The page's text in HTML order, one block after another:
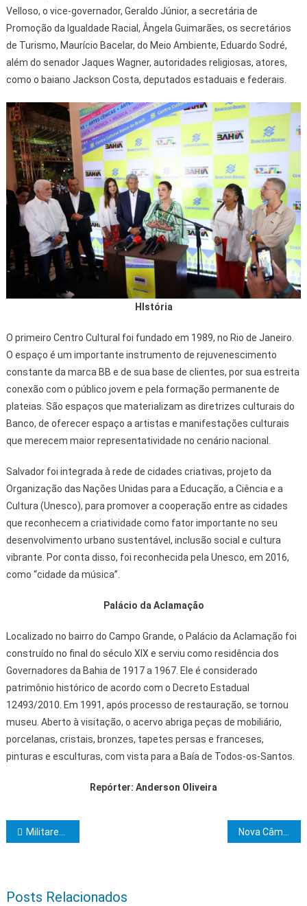
Velloso, o vice-governador, Geraldo Júnior, a secretária de
Promoção da Igualdade Racial, Ângela Guimarães, os secretários
de Turismo, Maurício Bacelar, do Meio Ambiente, Eduardo Sodré,
além do senador Jaques Wagner, autoridades religiosas, atores,
como o baiano Jackson Costa, deputados estaduais e federais.
HIstória
O primeiro Centro Cultural foi fundado em 1989, no Rio de Janeiro.
O espaço é um importante instrumento de rejuvenescimento
constante da marca BB e de sua base de clientes, por sua estreita
conexão com o público jovem e pela formação permanente de
plateias. São espaços que materializam as diretrizes culturais do
Banco, de oferecer espaço a artistas e manifestações culturais
que merecem maior representatividade no cenário nacional.
Salvador foi integrada à rede de cidades criativas, projeto da
Organização das Nações Unidas para a Educação, a Ciência e a
Cultura (Unesco), para promover a cooperação entre as cidades
que reconhecem a criatividade como fator importante no seu
desenvolvimento urbano sustentável, inclusão social e cultura
vibrante. Por conta disso, foi reconhecida pela Unesco, em 2016,
como “cidade da música”.
Palácio da Aclamação
Localizado no bairro do Campo Grande, o Palácio da Aclamação foi
construído no final do século XIX e serviu como residência dos
Governadores da Bahia de 1917 a 1967. Ele é considerado
patrimônio histórico de acordo com o Decreto Estadual
12493/2010. Em 1991, após processo de restauração, se tornou
museu. Aberto à visitação, o acervo abriga peças de mobiliário,
porcelanas, cristais, bronzes, tapetes persas e franceses,
pinturas e esculturas, com vista para a Baía de Todos-os-Santos.
Repórter: Anderson Oliveira
Navegação de Post
Militares fazem Visita de Orientação Técnica na Junta do Serviço Militar de Ibicaraí
Posts Relacionados